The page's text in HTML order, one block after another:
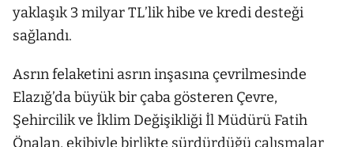
yaklaşık 3 milyar TL’lik hibe ve kredi desteği
sağlandı.
Asrın felaketini asrın inşasına çevrilmesinde
Elazığ’da büyük bir çaba gösteren Çevre,
Şehircilik ve İklim Değişikliği İl Müdürü Fatih
Önalan, ekibiyle birlikte sürdürdüğü çalışmalar